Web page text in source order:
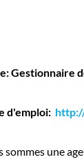
Gestionnaire
d'emploi:
sommes une